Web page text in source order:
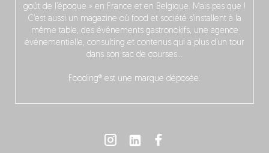
goût de l’époque » en France et en Belgique. Mais pas que !
C’est aussi un magazine où food et société s’installent à la
même table, des événements gastronokifs, une agence
événementielle, consulting et contenus qui a plus d’un tour
dans son sac de courses…
Fooding® est une marque déposée.